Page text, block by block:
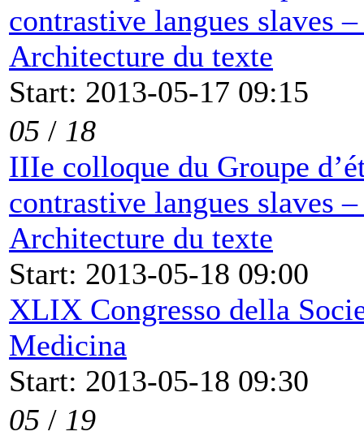
contrastive langues slaves
Architecture du texte
Start: 2013-05-17 09:15
05 / 18
IIIe colloque du Groupe
contrastive langues slaves
Architecture du texte
Start: 2013-05-18 09:00
XLIX Congresso della
Medicina
Start: 2013-05-18 09:30
05 / 19